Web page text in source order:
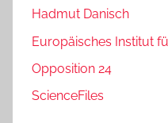
Hadmut Danisch
Europäisches Institut
Opposition 24
ScienceFiles